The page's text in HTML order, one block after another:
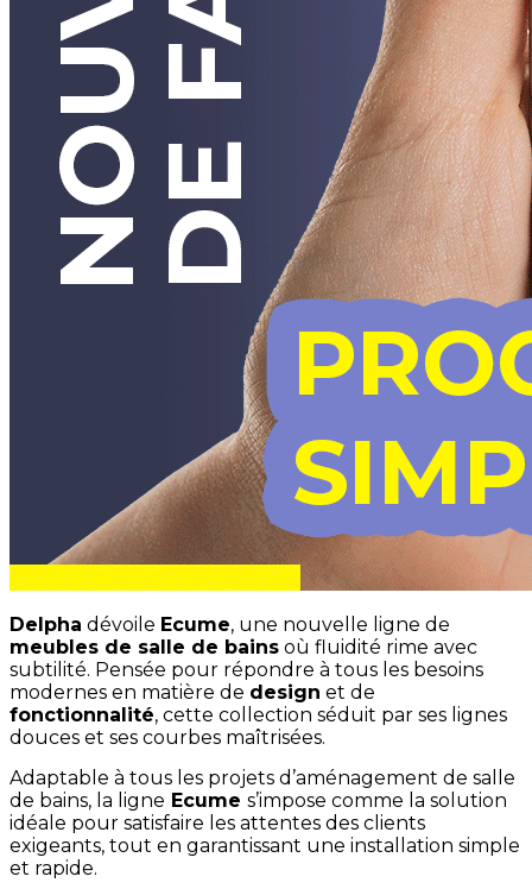
Delpha dévoile Ecume, une nouvelle ligne de
meubles de salle de bains où fluidité rime avec
subtilité. Pensée pour répondre à tous les besoins
modernes en matière de design et de
fonctionnalité, cette collection séduit par ses lignes
douces et ses courbes maîtrisées.
Adaptable à tous les projets d’aménagement de salle
de bains, la ligne Ecume s’impose comme la solution
idéale pour satisfaire les attentes des clients
exigeants, tout en garantissant une installation simple
et rapide.